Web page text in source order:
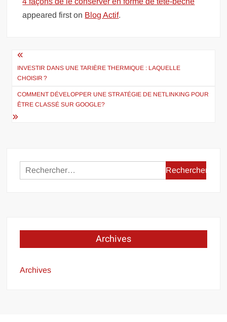
appeared first on Blog Actif.
Navigation
de
l’article
INVESTIR DANS UNE TARIÈRE THERMIQUE : LAQUELLE
CHOISIR ?
COMMENT DÉVELOPPER UNE STRATÉGIE DE NETLINKING POUR
ÊTRE CLASSÉ SUR GOOGLE?
Rechercher :
Archives
Archives